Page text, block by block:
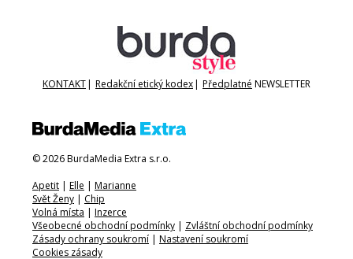
KONTAKT| Redakční etický kodex| Předplatné NEWSLETTER
© 2026 BurdaMedia Extra s.r.o.
Apetit | Elle | Marianne
Svět Ženy | Chip
Volná místa | Inzerce
Všeobecné obchodní podmínky | Zvláštní obchodní podmínky
Zásady ochrany soukromí | Nastavení soukromí
Cookies zásady